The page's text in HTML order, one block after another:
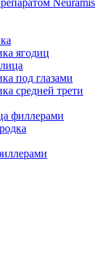
Neuramis
ягодиц
под глазами
средней трети
филлерами